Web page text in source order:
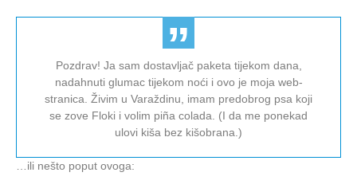
Pozdrav! Ja sam dostavljač paketa tijekom dana,
nadahnuti glumac tijekom noći i ovo je moja web-
stranica. Živim u Varaždinu, imam predobrog psa koji
se zove Floki i volim piña colada. (I da me ponekad
ulovi kiša bez kišobrana.)
…ili nešto poput ovoga: